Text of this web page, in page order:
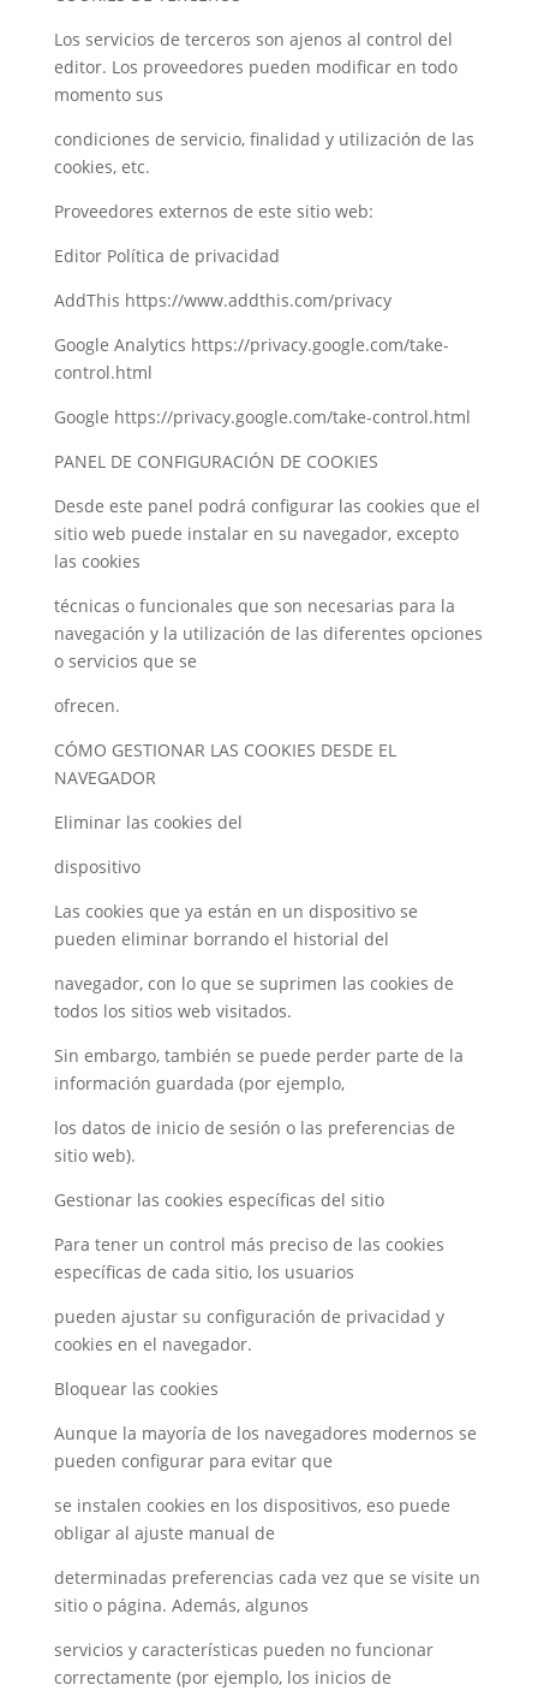
Los servicios de terceros son ajenos al control del
editor. Los proveedores pueden modificar en todo
momento sus
condiciones de servicio, finalidad y utilización de las
cookies, etc.
Proveedores externos de este sitio web:
Editor Política de privacidad
AddThis https://www.addthis.com/privacy
Google Analytics https://privacy.google.com/take-
control.html
Google https://privacy.google.com/take-control.html
PANEL DE CONFIGURACIÓN DE COOKIES
Desde este panel podrá configurar las cookies que el
sitio web puede instalar en su navegador, excepto
las cookies
técnicas o funcionales que son necesarias para la
navegación y la utilización de las diferentes opciones
o servicios que se
ofrecen.
CÓMO GESTIONAR LAS COOKIES DESDE EL
NAVEGADOR
Eliminar las cookies del
dispositivo
Las cookies que ya están en un dispositivo se
pueden eliminar borrando el historial del
navegador, con lo que se suprimen las cookies de
todos los sitios web visitados.
Sin embargo, también se puede perder parte de la
información guardada (por ejemplo,
los datos de inicio de sesión o las preferencias de
sitio web).
Gestionar las cookies específicas del sitio
Para tener un control más preciso de las cookies
específicas de cada sitio, los usuarios
pueden ajustar su configuración de privacidad y
cookies en el navegador.
Bloquear las cookies
Aunque la mayoría de los navegadores modernos se
pueden configurar para evitar que
se instalen cookies en los dispositivos, eso puede
obligar al ajuste manual de
determinadas preferencias cada vez que se visite un
sitio o página. Además, algunos
servicios y características pueden no funcionar
correctamente (por ejemplo, los inicios de